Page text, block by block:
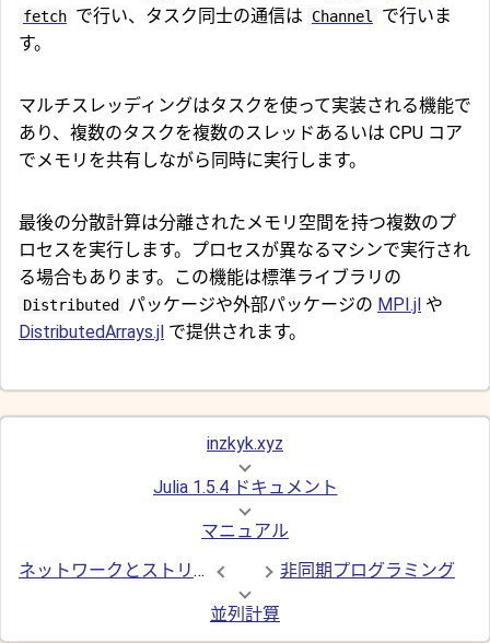
fetch で行い、タスク同士の通信は Channel
で行いま
す。
マルチスレッディングはタスクを使って実装される機能で
あり、複数のタスクを複数のスレッドあるいは CPU コア
でメモリを共有しながら同時に実行します。
最後の分散計算は分離されたメモリ空間を持つ複数のプ
ロセスを実行します。プロセスが異なるマシンで実行され
る場合もあります。この機能は標準ライブラリの
Distributed パッケージや外部パッケージの MPI.jl や
DistributedArrays.jl で提供されます。
inzkyk.xyz
Julia 1.5.4 ドキュメント
マニュアル
ネットワークとストリーム
非同期プログラミング
並列計算